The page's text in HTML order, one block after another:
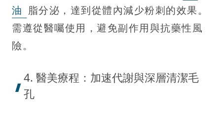
油 脂分泌，達到從體內減少粉刺的效果。
需遵從醫囑使用，避免副作用與抗藥性風
險。
4. 醫美療程：加速代謝與深層清潔毛
孔